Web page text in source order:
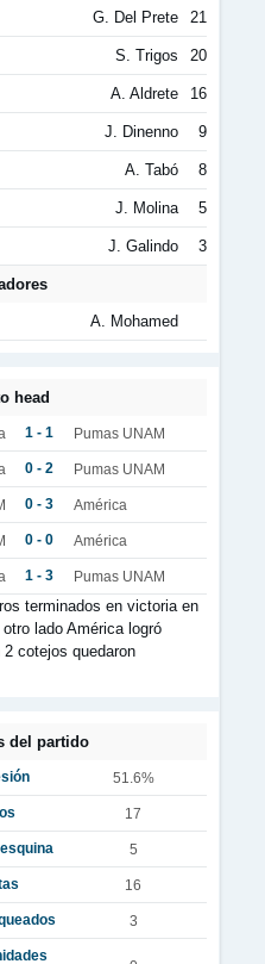
G. Del Prete 21
S. Trigos 20
A. Aldrete 16
J. Dinenno 9
A. Tabó 8
J. Molina 5
J. Galindo 3
A. Mohamed
head
1 - 1 Pumas UNAM
0 - 2 Pumas UNAM
0 - 3 América
0 - 0 América
1 - 3 Pumas UNAM
terminados en victoria en
lado América logró
cotejos quedaron
del partido
51.6%
17
5
16
3